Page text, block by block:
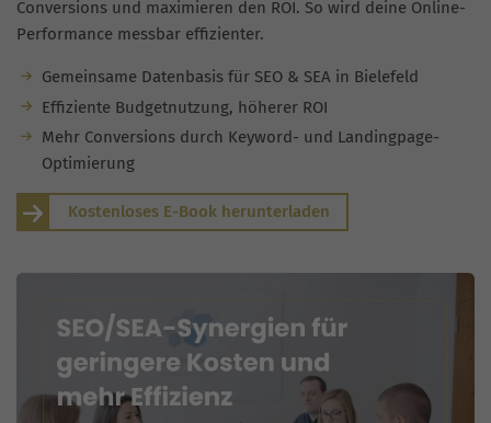
Conversions und maximieren den ROI. So wird deine Online-
Performance messbar effizienter.
Gemeinsame Datenbasis für SEO & SEA in Bielefeld
Effiziente Budgetnutzung, höherer ROI
Mehr Conversions durch Keyword- und Landingpage-
Optimierung
Kostenloses E-Book herunterladen